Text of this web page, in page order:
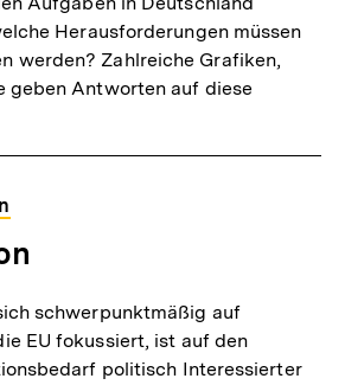
Herausforderungen müssen
werden? Zahlreiche Grafiken,
geben Antworten auf diese
schwerpunktmäßig auf
EU fokussiert, ist auf den
politisch Interessierter